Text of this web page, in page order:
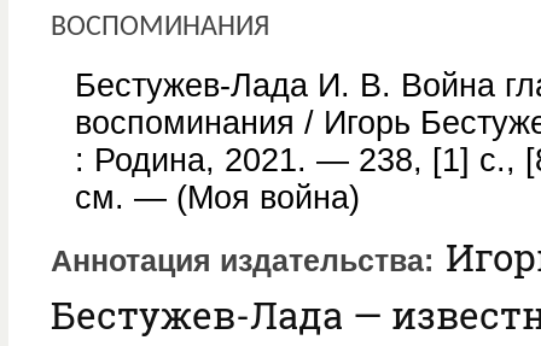
воспоминания
Бестужев-Лада И. В. Война
воспоминания / Игорь
: Родина, 2021. — 238, [1] с.,
см. — (Моя война)
Аннотация издательства
Бестужев-Лада —